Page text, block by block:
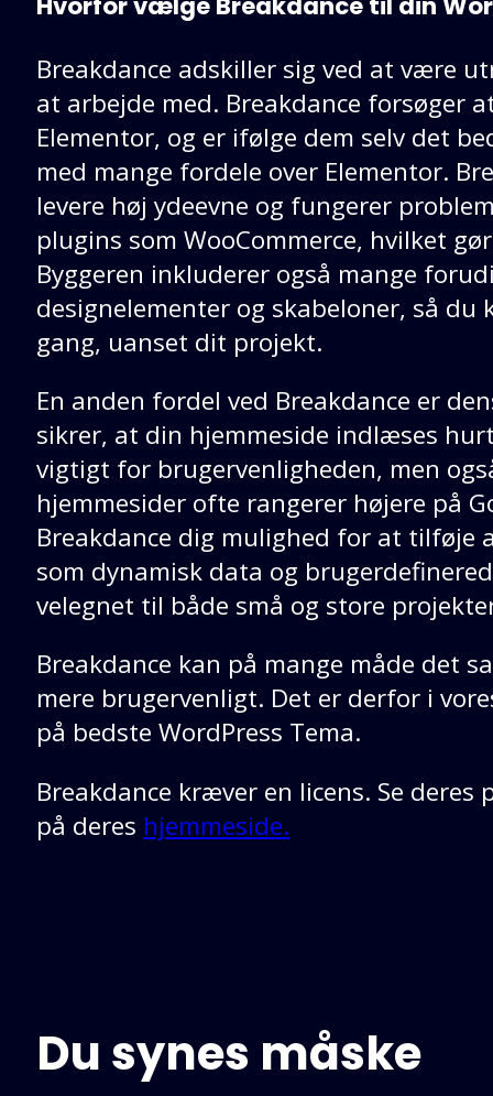
Breakdance adskiller sig ved at være
at arbejde med. Breakdance forsøger
Elementor, og er ifølge dem selv det
med mange fordele over Elementor.
levere høj ydeevne og fungerer
plugins som WooCommerce, hvilket
Byggeren inkluderer også mange
designelementer og skabeloner, så
gang, uanset dit projekt.
En anden fordel ved Breakdance er
sikrer, at din hjemmeside indlæses
vigtigt for brugervenligheden, men
hjemmesider ofte rangerer højere på
Breakdance dig mulighed for at tilføje
som dynamisk data og
velegnet til både små og store
Breakdance kan på mange måde det
mere brugervenligt. Det er derfor i
på bedste WordPress Tema.
Breakdance kræver en licens. Se
på deres hjemmeside.
Du synes måske